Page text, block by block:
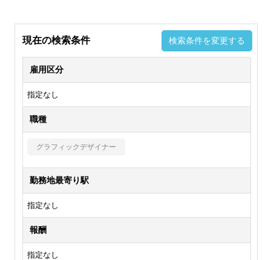
現在の検索条件 検索条件を変更する
雇用区分
指定なし
職種
グラフィックデザイナー
勤務地最寄り駅
指定なし
報酬
指定なし